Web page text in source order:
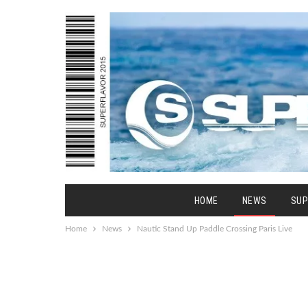
HOME NEWS SUP
Home News Nautic Stand Up Paddle Crossing Paris Live